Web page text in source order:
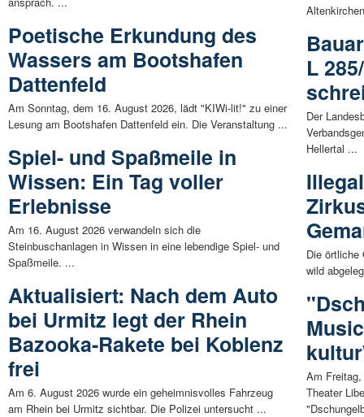
Poetische Erkundung des
Wassers am Bootshafen
Dattenfeld
Am Sonntag, dem 16. August 2026, lädt "KIWi-lit!" zu einer
Lesung am Bootshafen Dattenfeld ein. Die Veranstaltung ...
Spiel- und Spaßmeile in
Wissen: Ein Tag voller
Erlebnisse
Am 16. August 2026 verwandeln sich die
Steinbuschanlagen in Wissen in eine lebendige Spiel- und
Spaßmeile. ...
Aktualisiert: Nach dem Auto
bei Urmitz legt der Rhein
Bazooka-Rakete bei Koblenz
frei
Am 6. August 2026 wurde ein geheimnisvolles Fahrzeug
am Rhein bei Urmitz sichtbar. Die Polizei untersucht ...
L
Der
Hellertal ...
Die örtliche
wild
Am
Theater